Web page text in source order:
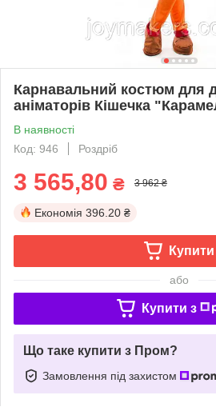
Карнавальний костюм для
аніматорів Кішечка
В наявності
Код: 946
Роздріб
3 565,80 ₴ 3 962 ₴
Економія 396.20 ₴
Купити
або
Купити з
Що таке купити з Пром?
Замовлення під захистом